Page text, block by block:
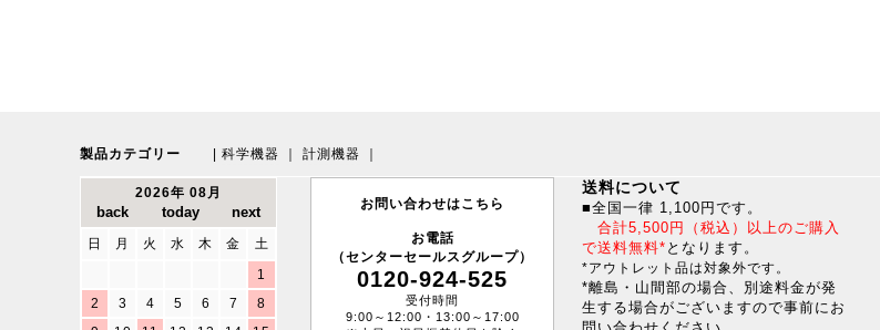
製品カテゴリー 科学機器 計測機器
2026年 08月
日 月 火 水 木 金
土
1
2
3 4 5 6 7
8
お問い合わせはこちら
お電話
（センターセールスグループ）
0120-924-525
受付時間
9:00～12:00・13:00～17:00
送料について
■全国一律 1,100円です。
合計5,500円（税込）以上のご購入
で送料無料* となります。
*アウトレット品は対象外です。
*離島・山間部の場合、別途料金が発
生する場合がございますので事前にお